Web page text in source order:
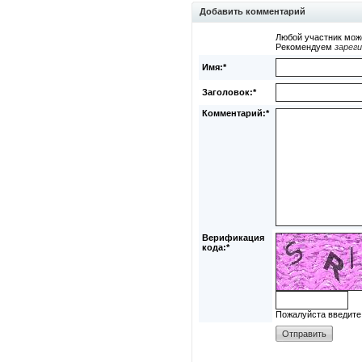
Добавить комментарий
Любой участник
Рекомендуем
Имя:*
Заголовок:*
Комментарий:*
Верификация
кода:*
Пожалуйста